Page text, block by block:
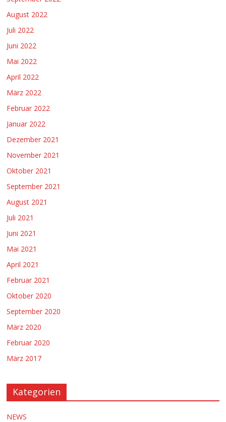
August 2022
Juli 2022
Juni 2022
Mai 2022
April 2022
März 2022
Februar 2022
Januar 2022
Dezember 2021
November 2021
Oktober 2021
September 2021
August 2021
Juli 2021
Juni 2021
Mai 2021
April 2021
Februar 2021
Oktober 2020
September 2020
März 2020
Februar 2020
März 2017
Kategorien
NEWS